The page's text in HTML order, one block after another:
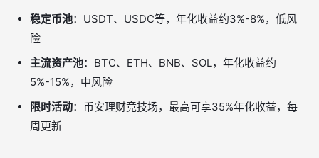
稳定币池：USDT、USDC等，年化收益约3%-8%，低风
险
主流资产池：BTC、ETH、BNB、SOL，年化收益约
5%-15%，中风险
限时活动：币安理财竞技场，最高可享35%年化收益，每
周更新